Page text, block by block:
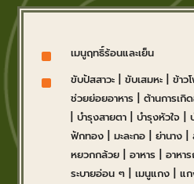
^ เมนูฤทธิ์ร้อนและเย็น
^ ขับปัสสาวะ| ขับเสมหะ| ข้าว
ช่วยย่อยอาหาร| ต้านการเกิ
บำรุงสายตา| บำรุงหัวใจ|
ฟักทอง| มะละกอ| ย่านาง|
หยวกกล้วย| อาหาร| อาหา
ระบายอ่อน ๆ| เมนูแกง| แ